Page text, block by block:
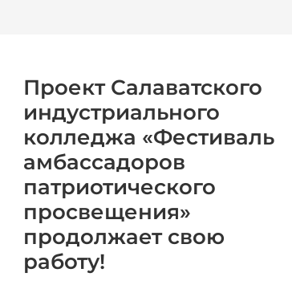
Проект Салаватского
индустриального
колледжа «Фестиваль
амбассадоров
патриотического
просвещения»
продолжает свою
работу!
колледжа
«Фестиваль
амбассадоров
патриотического
просвещения»
продолжает
свою